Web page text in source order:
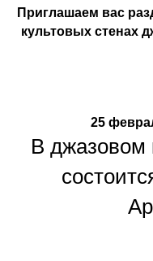
Приглашаем вас
культовых стенах
25
В джазовом